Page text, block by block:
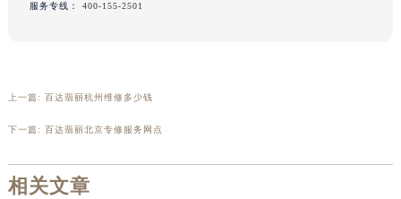
服务专线： 400-155-2501
上一篇: 百达翡丽杭州维修多少钱
下一篇: 百达翡丽北京专修服务网点
相关文章